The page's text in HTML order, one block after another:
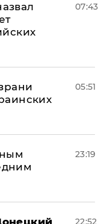
07:43
05:51
23:19
22:52